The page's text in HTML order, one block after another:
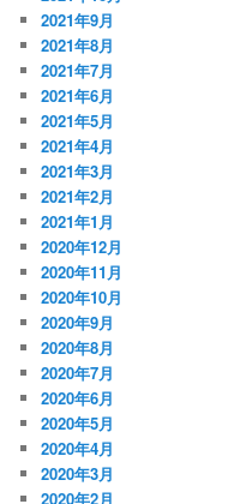
2021年9月
2021年8月
2021年7月
2021年6月
2021年5月
2021年4月
2021年3月
2021年2月
2021年1月
2020年12月
2020年11月
2020年10月
2020年9月
2020年8月
2020年7月
2020年6月
2020年5月
2020年4月
2020年3月
2020年2月